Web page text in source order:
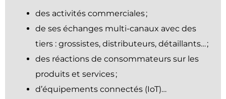
des activités commerciales ;
de ses échanges multi-canaux avec des
tiers : grossistes, distributeurs, détaillants… ;
des réactions de consommateurs sur les
produits et services ;
d’équipements connectés (IoT)…